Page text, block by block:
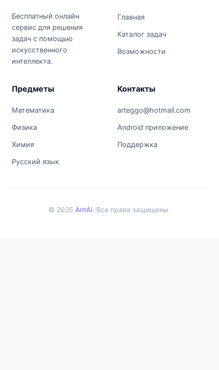
Бесплатный онлайн
сервис для решения
задач с помощью
искусственного
интеллекта.
Главная
Каталог задач
Возможности
Предметы
Математика
Физика
Химия
Русский язык
Контакты
arteggo@hotmail.com
Android приложение
Поддержка
© 2025 AntAI. Все права защищены.